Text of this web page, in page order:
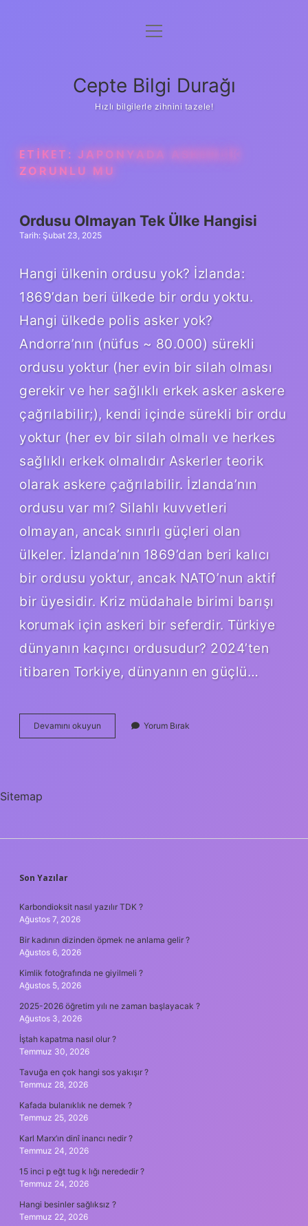
Anasayfa
Yasal Uyarı
menüyü
Cepte Bilgi Durağı
Hızlı bilgilerle zihnini tazele!
ETIKET: JAPONYADA ASKERLIK
ZORUNLU MU
Ordusu Olmayan Tek Ülke Hangisi
Tarih: Şubat 23, 2025
Hangi ülkenin ordusu yok? İzlanda:
1869’dan beri ülkede bir ordu yoktu.
Hangi ülkede polis asker yok?
Andorra’nın (nüfus ~ 80.000) sürekli
ordusu yoktur (her evin bir silah olması
gerekir ve her sağlıklı erkek asker askere
çağrılabilir;), kendi içinde sürekli bir ordu
yoktur (her ev bir silah olmalı ve herkes
sağlıklı erkek olmalıdır Askerler teorik
olarak askere çağrılabilir. İzlanda’nın
ordusu var mı? Silahlı kuvvetleri
olmayan, ancak sınırlı güçleri olan
ülkeler. İzlanda’nın 1869’dan beri kalıcı
bir ordusu yoktur, ancak NATO’nun aktif
bir üyesidir. Kriz müdahale birimi barışı
korumak için askeri bir seferdir. Türkiye
dünyanın kaçıncı ordusudur? 2024’ten
itibaren Torkiye, dünyanın en güçlü…
Devamını okuyun
Olmayan
Yorum Bırak
Sitemap
SIDEBAR
Son Yazılar
Karbondioksit nasıl yazılır TDK ?
Ağustos 7, 2026
Bir kadının dizinden öpmek ne anlama gelir ?
Ağustos 6, 2026
Kimlik fotoğrafında ne giyilmeli ?
Ağustos 5, 2026
2025-2026 öğretim yılı ne zaman başlayacak ?
Ağustos 3, 2026
İştah kapatma nasıl olur ?
Temmuz 30, 2026
Tavuğa en çok hangi sos yakışır ?
Temmuz 28, 2026
Kafada bulanıklık ne demek ?
Temmuz 25, 2026
Karl Marx’ın dinî inancı nedir ?
Temmuz 24, 2026
15 inci p eğt tug k lığı nerededir ?
Temmuz 24, 2026
Hangi besinler sağlıksız ?
Temmuz 22, 2026